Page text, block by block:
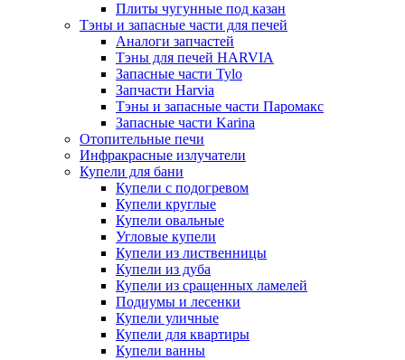
Плиты чугунные под казан
Тэны и запасные части для печей
Аналоги запчастей
Тэны для печей HARVIA
Запасные части Tylo
Запчасти Harvia
Тэны и запасные части Паромакс
Запасные части Karina
Отопительные печи
Инфракрасные излучатели
Купели для бани
Купели с подогревом
Купели круглые
Купели овальные
Угловые купели
Купели из лиственницы
Купели из дуба
Купели из сращенных ламелей
Подиумы и лесенки
Купели уличные
Купели для квартиры
Купели ванны